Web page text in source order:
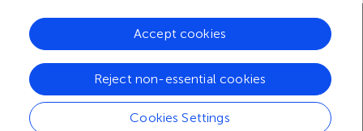
דף הבית של Frontiers בלוג צרו קשר
© 2026 Frontiers Media S.A.
All Rights Reserved
Privacy policy | Terms and conditions
Cookies Settings
Reject non-essential cookies
Accept cookies